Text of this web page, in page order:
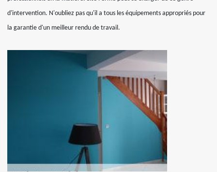
d'intervention. N'oubliez pas qu'il a tous les équipements appropriés pour
la garantie d'un meilleur rendu de travail.